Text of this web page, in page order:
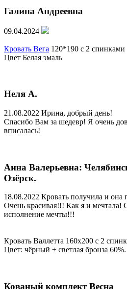
Галина Андреевна
09.04.2024
Кровать Вега 120*190 с 2 спинками
Цвет Белая эмаль
Неля А.
21.08.2022 Ирина, добрый день!
Спасибо Вам за шедевр! Я очень
вписалась!
Анна Валерьевна:
Озёрск.
18.08.2022 Кровать получила и она
Очень красивая!!! Как я и мечтала!
исполнение мечты!!!
Кровать Валлетта 160х200 с 2
Цвет: чёрный + светлая бронза 60%.
Кованый комплект Весна